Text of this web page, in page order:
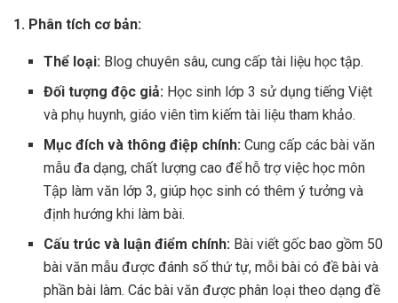
1. Phân tích cơ bản:
Thể loại: Blog chuyên sâu, cung cấp tài liệu học tập.
Đối tượng độc giả: Học sinh lớp 3 sử dụng tiếng Việt
và phụ huynh, giáo viên tìm kiếm tài liệu tham khảo.
Mục đích và thông điệp chính: Cung cấp các bài văn
mẫu đa dạng, chất lượng cao để hỗ trợ việc học môn
Tập làm văn lớp 3, giúp học sinh có thêm ý tưởng và
định hướng khi làm bài.
Cấu trúc và luận điểm chính: Bài viết gốc bao gồm 50
bài văn mẫu được đánh số thứ tự, mỗi bài có đề bài và
phần bài làm. Các bài văn được phân loại theo dạng đề